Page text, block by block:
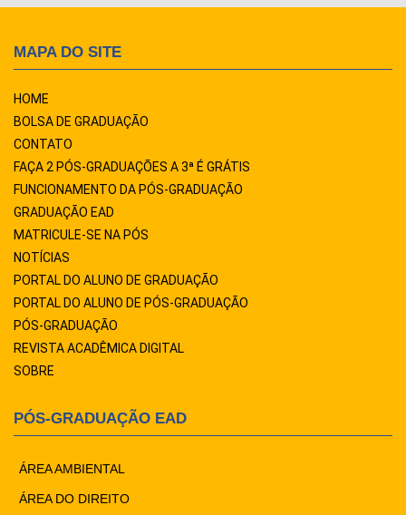
MAPA DO SITE
HOME
BOLSA DE GRADUAÇÃO
CONTATO
FAÇA 2 PÓS-GRADUAÇÕES A 3ª É GRÁTIS
FUNCIONAMENTO DA PÓS-GRADUAÇÃO
GRADUAÇÃO EAD
MATRICULE-SE NA PÓS
NOTÍCIAS
PORTAL DO ALUNO DE GRADUAÇÃO
PORTAL DO ALUNO DE PÓS-GRADUAÇÃO
PÓS-GRADUAÇÃO
REVISTA ACADÊMICA DIGITAL
SOBRE
PÓS-GRADUAÇÃO EAD
ÁREA AMBIENTAL
ÁREA DO DIREITO